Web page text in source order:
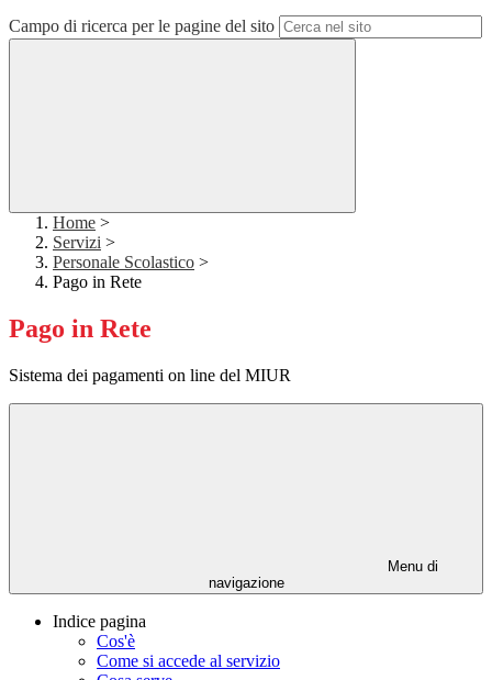
Campo di ricerca per le pagine del sito
Home >
Servizi >
Personale Scolastico >
Pago in Rete
Pago in Rete
Sistema dei pagamenti on line del MIUR
Menu di
navigazione
Indice pagina
Cos'è
Come si accede al servizio